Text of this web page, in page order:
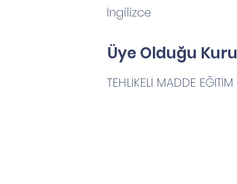
İngilizce
Üye Olduğu
TEHLİKELİ MADDE